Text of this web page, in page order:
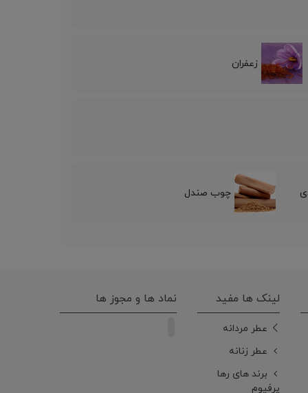
زعفران
چوب صندل
لینک ها مفید
عطر مردانه
عطر زنانه
برند های رها
پرفیوم
نماد ها و مجوز ها